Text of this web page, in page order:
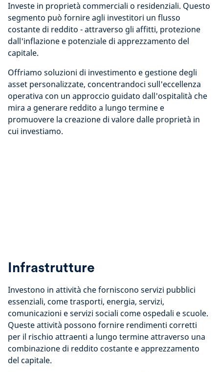
Investe in proprietà commerciali o residenziali. Questo
segmento può fornire agli investitori un flusso
costante di reddito - attraverso gli affitti, protezione
dall'inflazione e potenziale di apprezzamento del
capitale.
Offriamo soluzioni di investimento e gestione degli
asset personalizzate, concentrandoci sull'eccellenza
operativa con un approccio guidato dall'ospitalità che
mira a generare reddito a lungo termine e
promuovere la creazione di valore dalle proprietà in
cui investiamo.
Infrastrutture
Investono in attività che forniscono servizi pubblici
essenziali, come trasporti, energia, servizi,
comunicazioni e servizi sociali come ospedali e scuole.
Queste attività possono fornire rendimenti corretti
per il rischio attraenti a lungo termine attraverso una
combinazione di reddito costante e apprezzamento
del capitale.